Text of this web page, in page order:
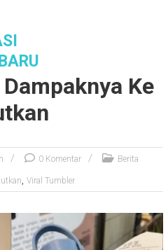
Ke
0 Komentar Berita
, Viral Tumbler